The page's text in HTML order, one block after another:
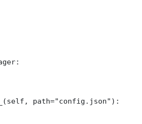
path="config.json"):